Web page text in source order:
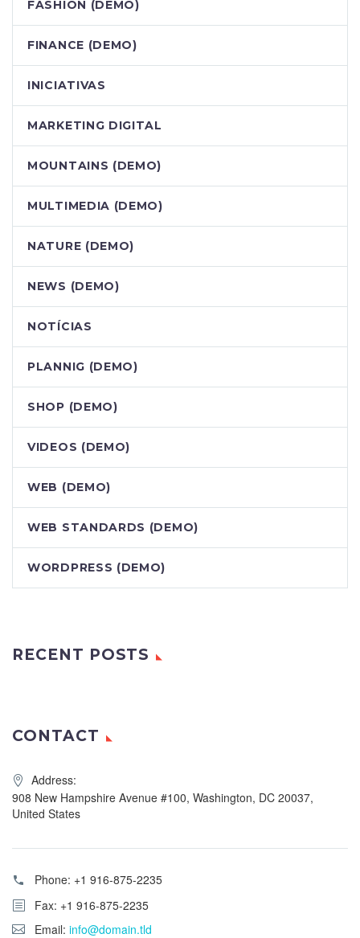
FASHION (DEMO)
FINANCE (DEMO)
INICIATIVAS
MARKETING DIGITAL
MOUNTAINS (DEMO)
MULTIMEDIA (DEMO)
NATURE (DEMO)
NEWS (DEMO)
NOTÍCIAS
PLANNIG (DEMO)
SHOP (DEMO)
VIDEOS (DEMO)
WEB (DEMO)
WEB STANDARDS (DEMO)
WORDPRESS (DEMO)
RECENT POSTS
CONTACT
Address:
908 New Hampshire Avenue #100, Washington, DC 20037,
United States
Phone: +1 916-875-2235
Fax: +1 916-875-2235
Email: info@domain.tld